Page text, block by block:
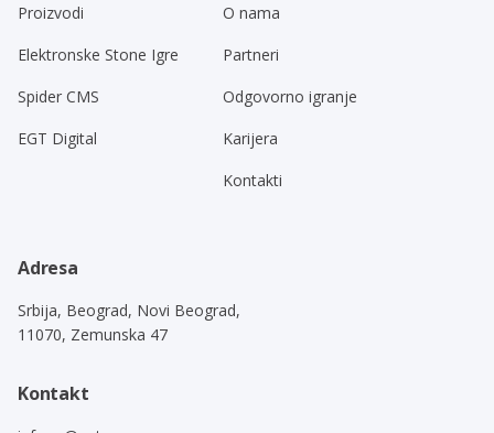
Proizvodi
Elektronske Stone Igre
Spider CMS
EGT Digital
O nama
Partneri
Odgovorno igranje
Karijera
Kontakti
Adresa
Srbija, Beograd, Novi Beograd,
11070, Zemunska 47
Kontakt